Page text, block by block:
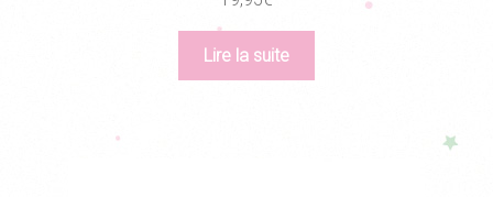
Lire la suite